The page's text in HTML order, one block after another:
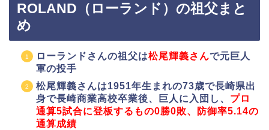
ROLAND（ローランド）の祖父まと
め
ローランドさんの祖父は松尾輝義さんで元巨人
軍の投手
松尾輝義さんは1951年生まれの73歳で長崎県出
身で長崎商業高校卒業後、巨人に入団し、 プロ
通算5試合に登板するもの0勝0敗、防御率5.14の
通算成績